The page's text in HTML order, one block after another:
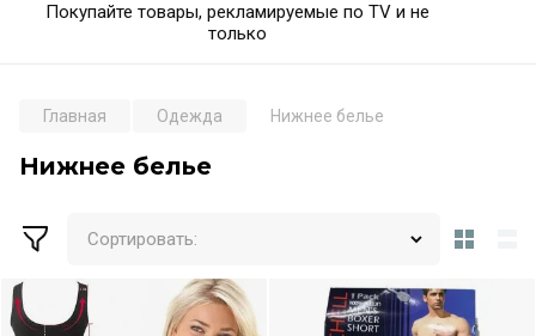
Покупайте товары, рекламируемые по TV и не
только
Главная Одежда Нижнее белье
Нижнее белье
Сортировать: